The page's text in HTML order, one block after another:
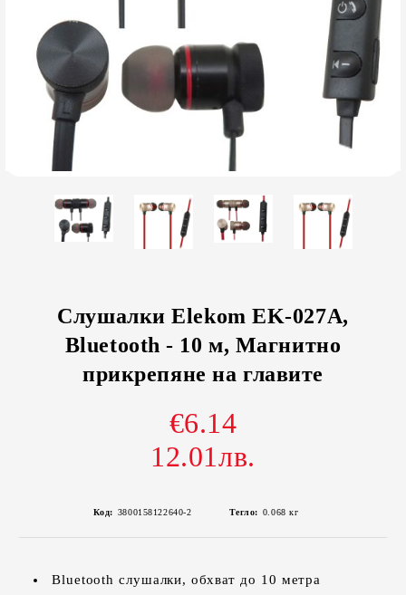
Слушалки Elekom EK-027A,
Bluetooth - 10 м, Магнитно
прикрепяне на главите
€6.14
12.01лв.
Код: 3800158122640-2 Тегло: 0.068 кг
Bluetooth слушалки, обхват до 10 метра